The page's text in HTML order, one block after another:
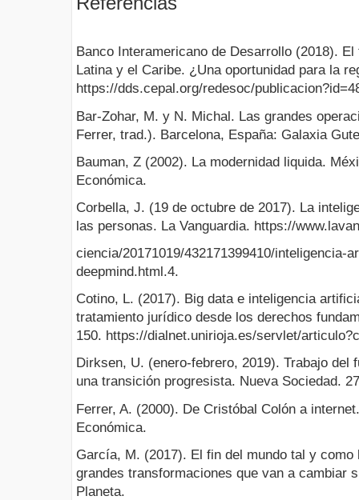
Banco Interamericano de Desarrollo (2018).
Latina y el Caribe. ¿Una oportunidad para la
https://dds.cepal.org/redesoc/
Bar-Zohar, M. y N. Michal. Las grandes
Ferrer, trad.). Barcelona, España: Galaxia
Bauman, Z (2002). La modernidad liquida.
Económica.
Corbella, J. (19 de octubre de 2017). La
las personas. La Vanguardia. https://
ciencia/20171019/432171399410/inteligencia-
deepmind.html.4.
Cotino, L. (2017). Big data e inteligencia
tratamiento jurídico desde los derechos
150. https://dialnet.unirioja.es/servlet/
Dirksen, U. (enero-febrero, 2019). Trabajo del
una transición progresista. Nueva Sociedad.
Ferrer, A. (2000). De Cristóbal Colón a
Económica.
García, M. (2017). El fin del mundo tal y
grandes transformaciones que van a cambiar
Planeta.